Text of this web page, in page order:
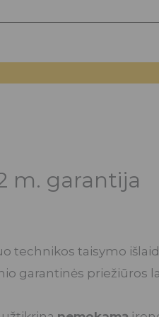
m. garantija
technikos taisymo
garantinės priežiūros